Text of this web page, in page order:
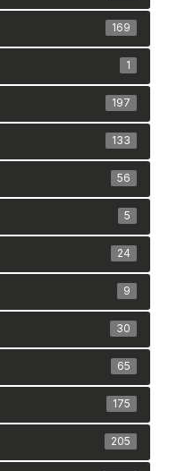
169
1
197
133
56
5
24
9
30
65
175
205